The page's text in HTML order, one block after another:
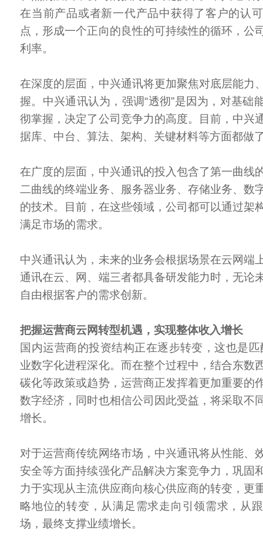
在当前产品或者新一代产品中获得了客户的认
点，形成一个正向的良性的可持续性的循环，公
利率。
在深度的层面，中兴通讯将更加聚焦对底层能力
握。中兴通讯认为，强调“透彻”是因为，对基础
彻掌握，决定了公司竞争力的高度。目前，中兴
据库、中台、算法、架构、关键材料等方面都做
在广度的层面，中兴通讯的投入包含了第一曲线
二曲线的终端业务、服务器业务、存储业务、数
的技术。目前，在这些领域，公司都可以通过架
满足市场的需求。
中兴通讯认为，未来的业务会根据场景在云网端
通讯在云、网、端三者都具备研发能力时，无论
自由根据客户的需求创新。
把握运营商云网转型机遇，实现整体收入增长
国内运营商的投资结构正在逐步转变，这也是
业数字化进程深化。而在整个过程中，结合东数
碳化等政策或趋势，运营商正发挥着更加重要的
数字经济，同时也相信公司因此受益，将采取不
增长。
对于运营商传统网络市场，中兴通讯将从性能、
安全等方面持续强化产品解决方案竞争力，巩固
力于实现从主流供应商向核心供应商的转变，更
略地位的转变，从满足需求走向引领需求，从
场，最终支撑业绩增长。